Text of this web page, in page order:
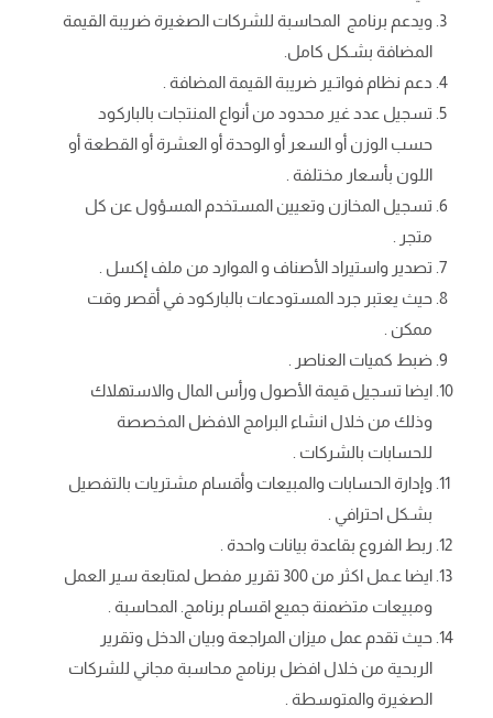
ويدعم برنامج المحاسبة للشركات الصغيرة ضريبة القيمة
المضافة بشـكل كامل.
دعم نظام فواتـير ضريبة القيمة المضافة .
تسجيل عدد غير محدود من أنواع المنتجات بالباركود
حسب الوزن أو السعر أو الوحدة أو العشرة أو القطعة أو
اللون بأسعار مختلفة .
تسجيل المخازن وتعيين المستخدم المسؤول عن كل
متجر .
تصدير واستيراد الأصناف و الموارد من ملف إكسل .
حيث يعتبر جرد المستودعات بالباركود في أقصر وقت
ممكن .
ضبط كميات العناصر .
ايضا تسجيل قيمة الأصول ورأس المال والاستهلاك
وذلك من خلال انشاء البرامج الافضل المخصصة
للحسابات بالشركات .
وإدارة الحسابات والمبيعات وأقسام مشتريات بالتفصيل
بشـكل احترافي .
ربط الفروع بقاعدة بيانات واحدة .
ايضا عـمل اكثر من 300 تقرير مفصل لمتابعة سير العمل
ومبيعات متضمنة جميع اقسام برنامج. المحاسبة .
حيث تقدم عمل ميزان المراجعة وبيان الدخل وتقرير
الربحية من خلال افضل برنامج محاسبة مجاني للشركات
الصغيرة والمتوسطة .